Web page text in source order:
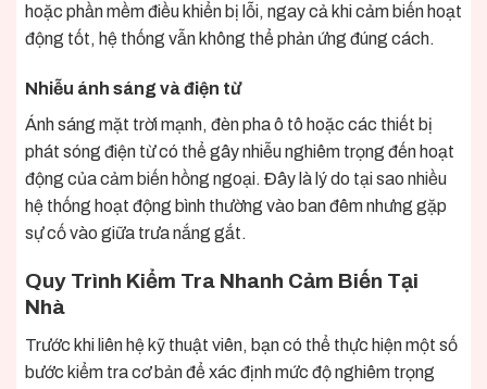
hoặc phần mềm điều khiển bị lỗi, ngay cả khi cảm biến hoạt
động tốt, hệ thống vẫn không thể phản ứng đúng cách.
Nhiễu ánh sáng và điện từ
Ánh sáng mặt trời mạnh, đèn pha ô tô hoặc các thiết bị
phát sóng điện từ có thể gây nhiễu nghiêm trọng đến hoạt
động của cảm biến hồng ngoại. Đây là lý do tại sao nhiều
hệ thống hoạt động bình thường vào ban đêm nhưng gặp
sự cố vào giữa trưa nắng gắt.
Quy Trình Kiểm Tra Nhanh Cảm Biến Tại
Nhà
Trước khi liên hệ kỹ thuật viên, bạn có thể thực hiện một số
bước kiểm tra cơ bản để xác định mức độ nghiêm trọng